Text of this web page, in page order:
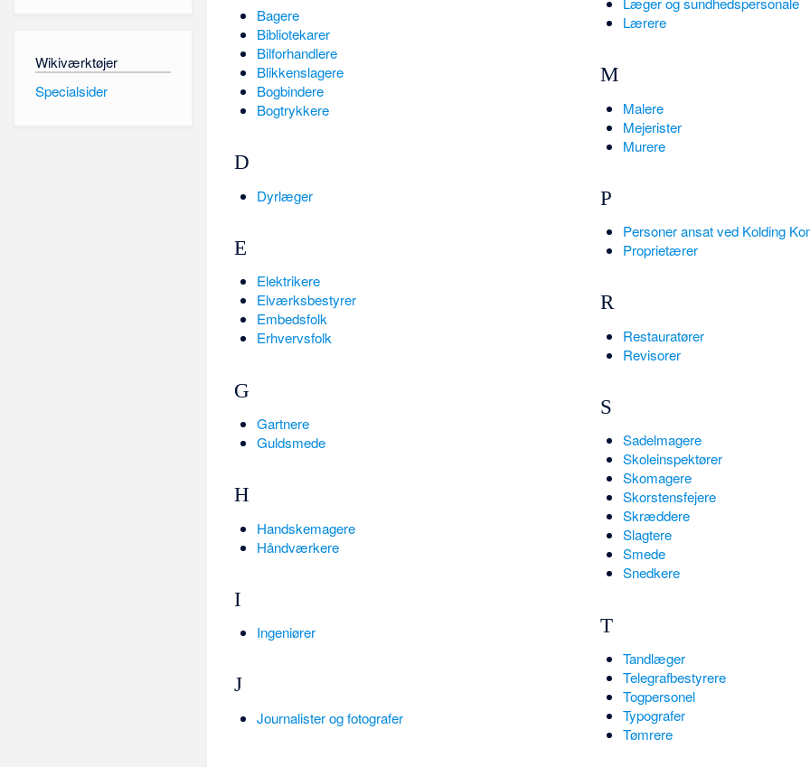
Bagere
Bibliotekarer
Bilforhandlere
Blikkenslagere
Bogbindere
Bogtrykkere
D
Dyrlæger
E
Elektrikere
Elværksbestyrer
Embedsfolk
Erhvervsfolk
G
Gartnere
Guldsmede
H
Handskemagere
Håndværkere
I
Ingeniører
J
Journalister og fotografer
Lærere
M
Malere
Mejerister
Murere
P
Personer ansat ved Kolding
Proprietærer
R
Restauratører
Revisorer
S
Sadelmagere
Skoleinspektører
Skomagere
Skorstensfejere
Skræddere
Slagtere
Smede
Snedkere
T
Tandlæger
Telegrafbestyrere
Togpersonel
Typografer
Tømrere
Wikiværktøjer
Specialsider